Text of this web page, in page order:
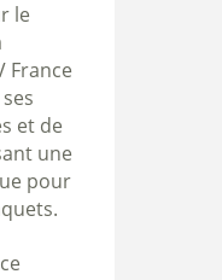
le
France
et de
une
pour